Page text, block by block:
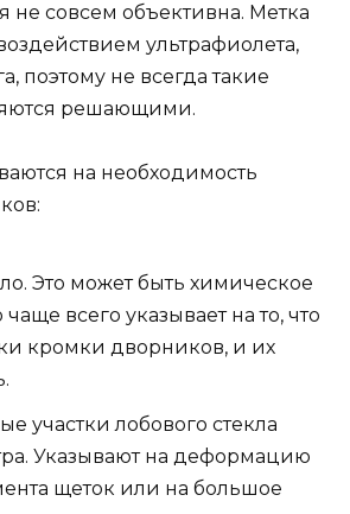
совсем объективна. Метка
ультрафиолета,
поэтому не всегда такие
решающими.
на необходимость
Это может быть химическое
всего указывает на то, что
кромки дворников, и их
участки лобового стекла
Указывают на деформацию
щеток или на большое